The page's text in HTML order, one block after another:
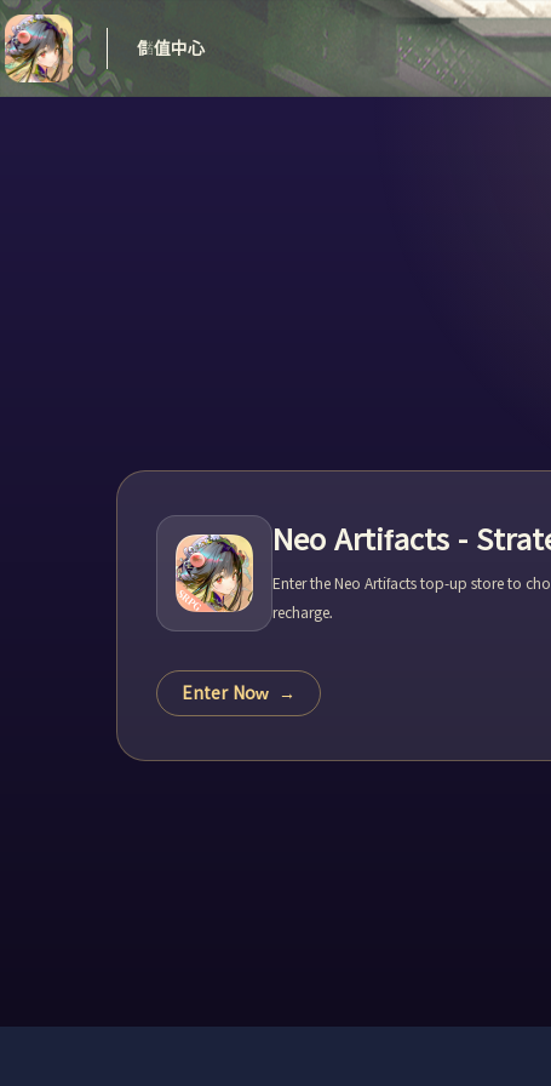
儲值中心
Neo Artifacts -
Enter the Neo Artifacts top-up store to
recharge.
Enter Now →